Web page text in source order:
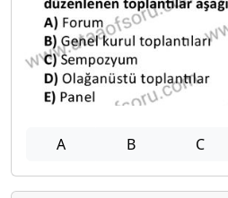
A B C